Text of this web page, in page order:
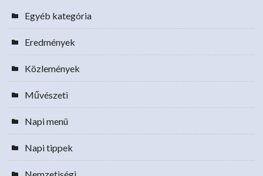
Egyéb kategória
Eredmények
Közlemények
Művészeti
Napi menü
Napi tippek
Nemzetiségi